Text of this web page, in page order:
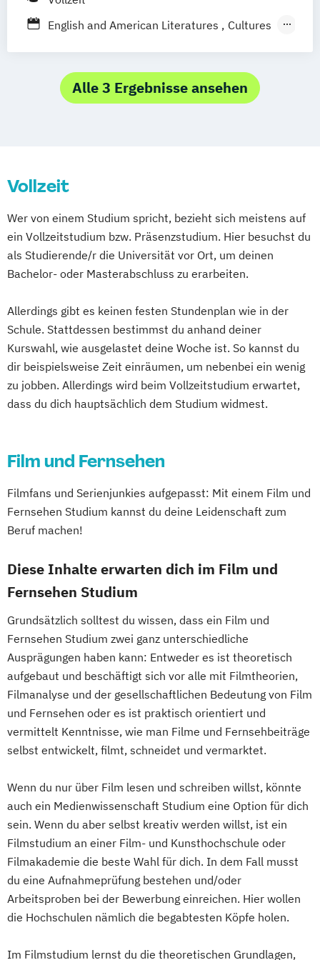
Strategic Communication & Leadership
Strategic Design (EN)
UX Design and Content Creation (EN)
User Experience (UX) and Data-Driven
Programming
Wirtschaftsrecht World Music (EN)
English and American Literatures
Cultures
Medienwissenschaft: Film und Fernsehen
Musikwissenschaft
Alle 3 Ergebnisse ansehen
Vollzeit
Wer von einem Studium spricht, bezieht sich meistens auf
ein Vollzeitstudium bzw. Präsenzstudium. Hier besuchst du
als Studierende/r die Universität vor Ort, um deinen
Bachelor- oder Masterabschluss zu erarbeiten.
Allerdings gibt es keinen festen Stundenplan wie in der
Schule. Stattdessen bestimmst du anhand deiner
Kurswahl, wie ausgelastet deine Woche ist. So kannst du
dir beispielsweise Zeit einräumen, um nebenbei ein wenig
zu jobben. Allerdings wird beim Vollzeitstudium erwartet,
dass du dich hauptsächlich dem Studium widmest.
Film und Fernsehen
Filmfans und Serienjunkies aufgepasst: Mit einem Film und
Fernsehen Studium kannst du deine Leidenschaft zum
Beruf machen!
Diese Inhalte erwarten dich im Film und
Fernsehen Studium
Grundsätzlich solltest du wissen, dass ein Film und
Fernsehen Studium zwei ganz unterschiedliche
Ausprägungen haben kann: Entweder es ist theoretisch
aufgebaut und beschäftigt sich vor alle mit Filmtheorien,
Filmanalyse und der gesellschaftlichen Bedeutung von Film
und Fernsehen oder es ist praktisch orientiert und
vermittelt Kenntnisse, wie man Filme und Fernsehbeiträge
selbst entwickelt, filmt, schneidet und vermarktet.
Wenn du nur über Film lesen und schreiben willst, könnte
auch ein Medienwissenschaft Studium eine Option für dich
sein. Wenn du aber selbst kreativ werden willst, ist ein
Filmstudium an einer Film- und Kunsthochschule oder
Filmakademie die beste Wahl für dich. In dem Fall musst
du eine Aufnahmeprüfung bestehen und/oder
Arbeitsproben bei der Bewerbung einreichen. Hier wollen
die Hochschulen nämlich die begabtesten Köpfe holen.
Im Filmstudium lernst du die theoretischen Grundlagen,